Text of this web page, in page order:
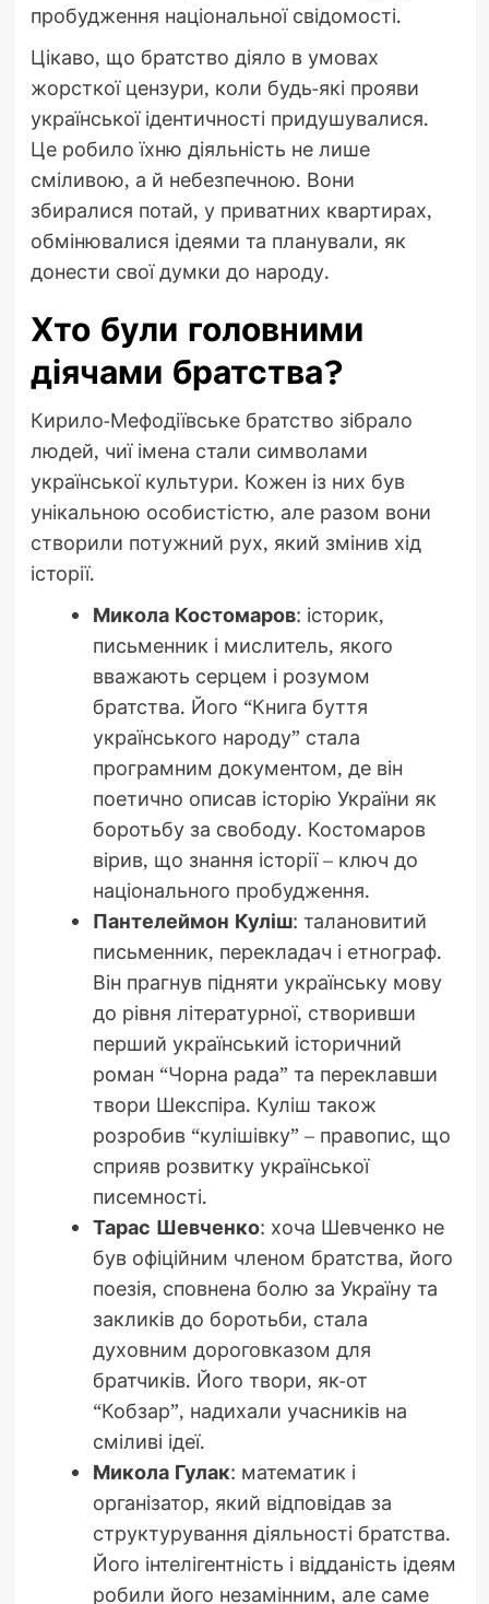
пробудження національної свідомості.
Цікаво, що братство діяло в умовах
жорсткої цензури, коли будь-які прояви
української ідентичності придушувалися.
Це робило їхню діяльність не лише
сміливою, а й небезпечною. Вони
збиралися потай, у приватних квартирах,
обмінювалися ідеями та планували, як
донести свої думки до народу.
Хто були головними
діячами братства?
Кирило-Мефодіївське братство зібрало
людей, чиї імена стали символами
української культури. Кожен із них був
унікальною особистістю, але разом вони
створили потужний рух, який змінив хід
історії.
Микола Костомаров: історик,
письменник і мислитель, якого
вважають серцем і розумом
братства. Його “Книга буття
українського народу” стала
програмним документом, де він
поетично описав історію України як
боротьбу за свободу. Костомаров
вірив, що знання історії – ключ до
національного пробудження.
Пантелеймон Куліш: талановитий
письменник, перекладач і етнограф.
Він прагнув підняти українську мову
до рівня літературної, створивши
перший український історичний
роман “Чорна рада” та переклавши
твори Шекспіра. Куліш також
розробив “кулішівку” – правопис, що
сприяв розвитку української
писемності.
Тарас Шевченко: хоча Шевченко не
був офіційним членом братства, його
поезія, сповнена болю за Україну та
закликів до боротьби, стала
духовним дороговказом для
братчиків. Його твори, як-от
“Кобзар”, надихали учасників на
сміливі ідеї.
Микола Гулак: математик і
організатор, який відповідав за
структурування діяльності братства.
Його інтелігентність і відданість ідеям
робили його незамінним, але саме